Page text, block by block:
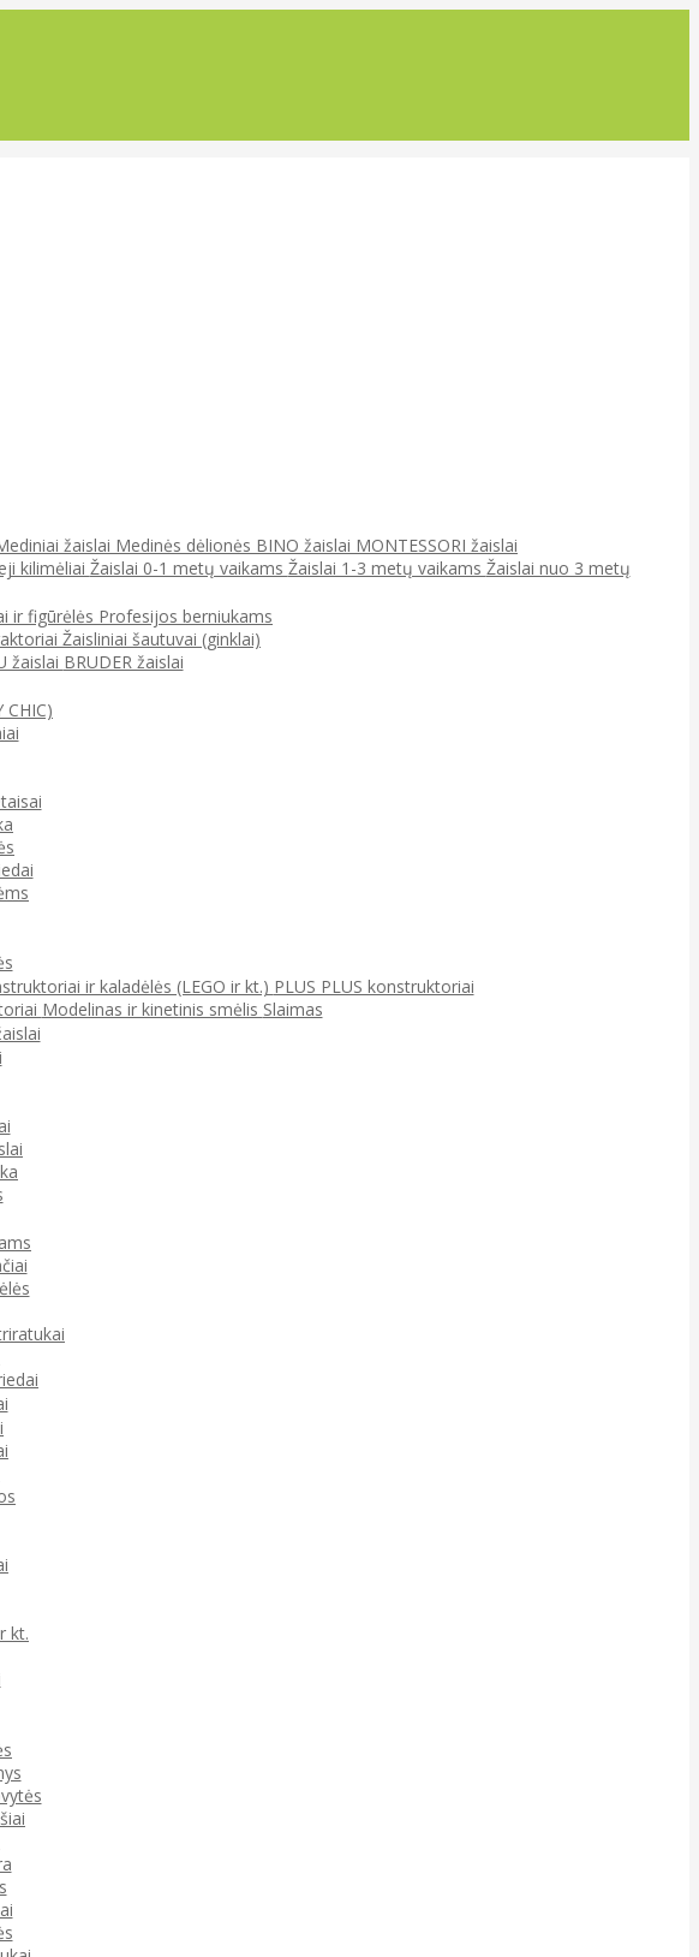
žaislai Medinės dėlionės BINO žaislai MONTESSORI žaislai
kilimėliai Žaislai 0-1 metų vaikams Žaislai 1-3 metų vaikams Žaislai nuo 3 metų
ir figūrėlės Profesijos berniukams
Žaisliniai šautuvai (ginklai)
žaislai BRUDER žaislai
CHIC)
ir kaladėlės (LEGO ir kt.) PLUS PLUS konstruktoriai
Modelinas ir kinetinis smėlis Slaimas
kt.